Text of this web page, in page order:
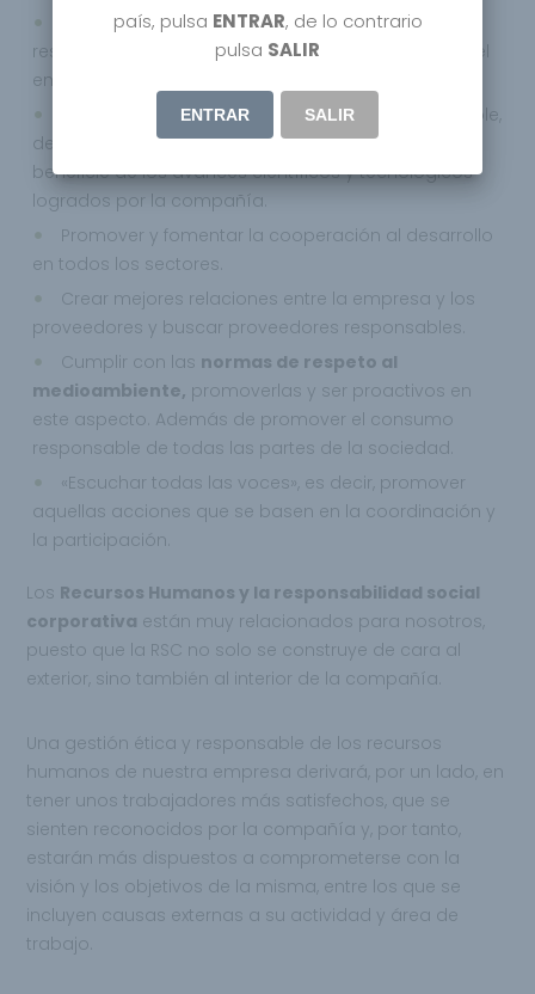
Qantima Group llevara a cabo una gestión
responsable de sus recursos humanos y fomentar el
empleo.
Invertir en I+D+i de forma socialmente responsable,
de manera que la sociedad en su conjunto se
beneficie de los avances científicos y tecnológicos
logrados por la compañía.
Promover y fomentar la cooperación al desarrollo
en todos los sectores.
Crear mejores relaciones entre la empresa y los
proveedores y buscar proveedores responsables.
Cumplir con las normas de respeto al
medioambiente, promoverlas y ser proactivos en
este aspecto. Además de promover el consumo
responsable de todas las partes de la sociedad.
«Escuchar todas las voces», es decir, promover
aquellas acciones que se basen en la coordinación y
la participación.
Los Recursos Humanos y la responsabilidad social
corporativa están muy relacionados para nosotros,
puesto que la RSC no solo se construye de cara al
exterior, sino también al interior de la compañía.
Una gestión ética y responsable de los recursos
humanos de nuestra empresa derivará, por un lado, en
tener unos trabajadores más satisfechos, que se
sienten reconocidos por la compañía y, por tanto,
estarán más dispuestos a comprometerse con la
visión y los objetivos de la misma, entre los que se
incluyen causas externas a su actividad y área de
trabajo.
país, pulsa ENTRAR, de lo contrario
pulsa SALIR
ENTRAR SALIR